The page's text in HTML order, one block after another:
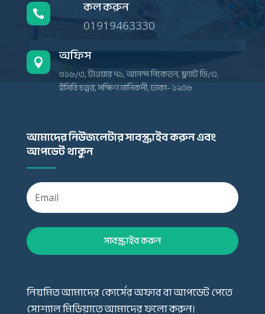
 কল করুন
01919463330
 অফিস
৫১৬/৩, টাওয়ার ৭১, আনন্দ নিকেতন, ফ্ল্যাট ডি/৩,
ইসিবি চত্বর, দক্ষিণ মানিকদী, ঢাকা- ১২০৬
আমাদের নিউজলেটার সাবস্ক্রাইব করুন এবং
আপডেট থাকুন
সাবস্ক্রাইব করুন
নিয়মিত আমাদের কোর্সের অফার বা আপডেট পেতে
সোশ্যাল মিডিয়াতে আমাদের ফলো করুন।